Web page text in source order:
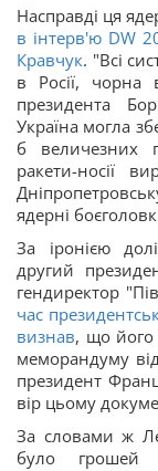
Насправді ця
в інтерв'ю DW
Кравчук. "Всі
в Росії, чорна
президента
Україна могла
б величезних
ракети-носії
ядерні
За іронією
другий
гендиректор
час
визнав, що його
меморандуму
президент
вір цьому
За словами ж
було грошей